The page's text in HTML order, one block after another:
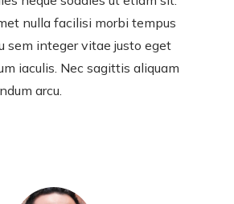
nulla facilisi morbi tempus
sem integer vitae justo eget
iaculis. Nec sagittis aliquam
arcu.